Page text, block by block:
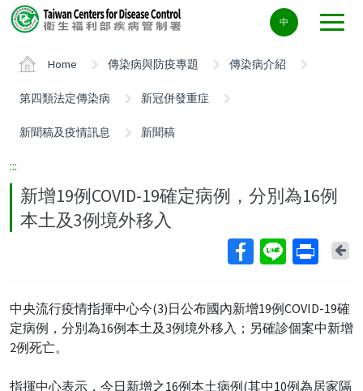
Center
block
中
Home 傳染病與防疫專題 傳染病介紹
第四類法定傳染病 新冠併發重症
新聞稿及疫情訊息 新聞稿
:::
新增19例COVID-19確定病例，分別為16例
本土及3例境外移入
中央流行疫情指揮中心今(3)日公布國內新增19例COVID-19確
定病例，分別為16例本土及3例境外移入；另確診個案中新增
2例死亡。
指揮中心表示，今日新增之16例本土病例(其中10例為居家隔